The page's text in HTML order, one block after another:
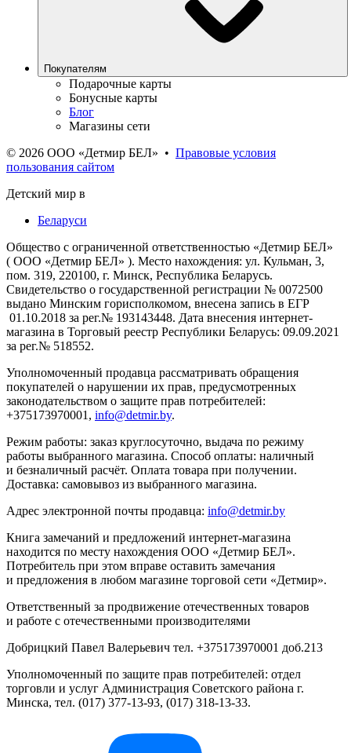
Покупателям
Подарочные карты
Бонусные карты
Блог
Магазины сети
© 2026 ООО «Детмир БЕЛ» • Правовые условия
пользования сайтом
Детский мир в
Беларуси
Общество с ограниченной ответственностью «Детмир БЕЛ»
( ООО «Детмир БЕЛ» ). Место нахождения: ул. Кульман, 3,
пом. 319, 220100, г. Минск, Республика Беларусь.
Свидетельство о государственной регистрации № 0072500
выдано Минским горисполкомом, внесена запись в ЕГР
01.10.2018 за рег.№ 193143448. Дата внесения интернет-
магазина в Торговый реестр Республики Беларусь: 09.09.2021
за рег.№ 518552.
Уполномоченный продавца рассматривать обращения
покупателей о нарушении их прав, предусмотренных
законодательством о защите прав потребителей:
+375173970001, info@detmir.by.
Режим работы: заказ круглосуточно, выдача по режиму
работы выбранного магазина. Способ оплаты: наличный
и безналичный расчёт. Оплата товара при получении.
Доставка: самовывоз из выбранного магазина.
Адрес электронной почты продавца: info@detmir.by
Книга замечаний и предложений интернет-магазина
находится по месту нахождения ООО «Детмир БЕЛ».
Потребитель при этом вправе оставить замечания
и предложения в любом магазине торговой сети «Детмир».
Ответственный за продвижение отечественных товаров
и работе с отечественными производителями
Добрицкий Павел Валерьевич тел. +375173970001 доб.213
Уполномоченный по защите прав потребителей: отдел
торговли и услуг Администрация Советского района г.
Минска, тел. (017) 377-13-93, (017) 318-13-33.